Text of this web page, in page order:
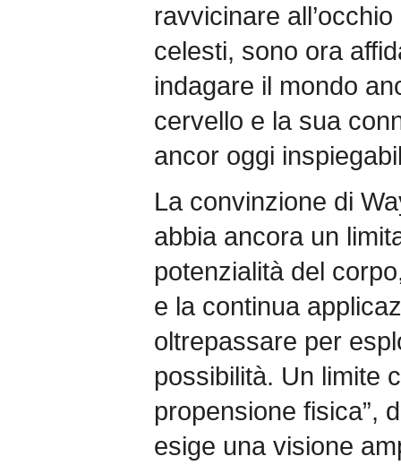
ravvicinare
celesti, sono ora
indagare il mondo
cervello e la sua
ancor oggi
La convinzione di
abbia ancora un
potenzialità del
e la continua
oltrepassare per
possibilità. Un limite
propensione fisica”,
esige una visione